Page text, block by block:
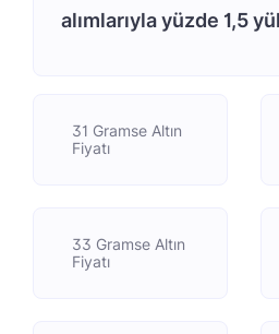
alımlarıyla yüzde 1,5
31 Gramse Altın
Fiyatı
33 Gramse Altın
Fiyatı